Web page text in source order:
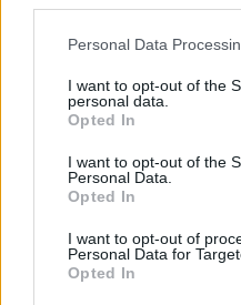
Please note that this
not limited to your visit or
grant or deny consent to
use your data for below
consent section.
Personal Data
I want to opt-out of the
personal data.
Opted In
I want to opt-out of the
Personal Data.
Opted In
I want to opt-out of
Personal Data for
Opted In
Guanti
Sicurezza, Protezione
Prodotti chimici
Adblue
Bombolette spray
Detergente mani
Grasso